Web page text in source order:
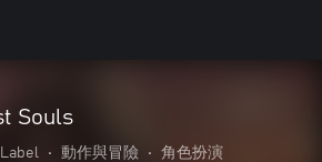
Souls
• 動作與冒險 • 角色扮演